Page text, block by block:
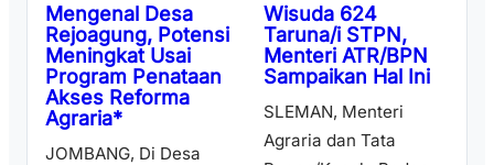
Mengenal Desa
Rejoagung, Potensi
Meningkat Usai
Program Penataan
Akses Reforma
Agraria*
JOMBANG, Di Desa
Wisuda 624
Taruna/i STPN,
Menteri ATR/BPN
Sampaikan Hal Ini
SLEMAN, Menteri
Agraria dan Tata